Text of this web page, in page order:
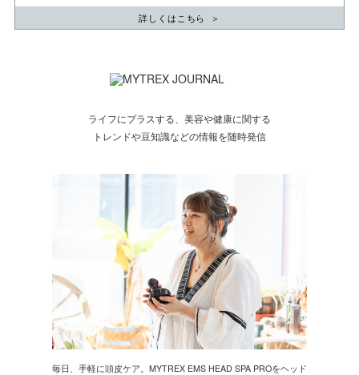
詳しくはこちら ＞
ライフにプラスする、美容や健康に関する
トレンドや豆知識などの情報を随時発信
毎日、手軽に頭皮ケア。MYTREX EMS HEAD SPA PROをヘッド